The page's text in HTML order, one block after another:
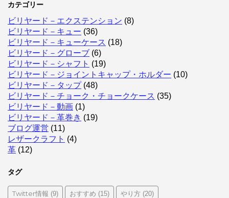
カテゴリー
ビリヤード－エクステンション (8)
ビリヤード－キュー (36)
ビリヤード－キューケース (18)
ビリヤード－グローブ (6)
ビリヤード－シャフト (19)
ビリヤード－ジョイントキャップ・ホルダー (10)
ビリヤード－タップ(48)
ビリヤード－チョーク・チョークケース (35)
ビリヤード－動画 (1)
ビリヤード－革巻き (19)
ブログ運営 (11)
レザークラフト (4)
革 (12)
タグ
Twitter情報 (9) おすすめ (15) やり方 (20)